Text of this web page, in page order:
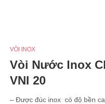
VÒI INOX
Vòi Nước Inox
VNI 20
– Được đúc inox có độ bền